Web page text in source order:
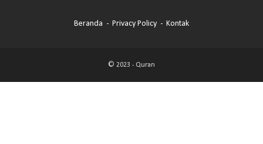
Beranda Privacy Policy Kontak
© 2023 - Quran